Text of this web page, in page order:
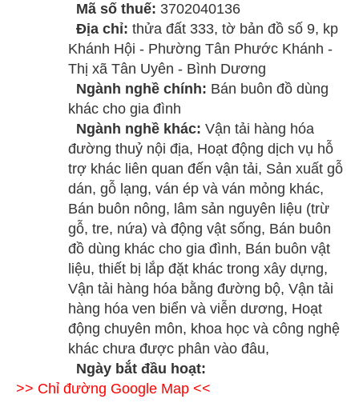
Mã số thuế: 3702040136
Địa chỉ: thửa đất 333, tờ bản đồ số 9, kp
Khánh Hội - Phường Tân Phước Khánh -
Thị xã Tân Uyên - Bình Dương
Ngành nghề chính: Bán buôn đồ dùng
khác cho gia đình
Ngành nghề khác: Vận tải hàng hóa
đường thuỷ nội địa, Hoạt động dịch vụ hỗ
trợ khác liên quan đến vận tải, Sản xuất gỗ
dán, gỗ lạng, ván ép và ván mỏng khác,
Bán buôn nông, lâm sản nguyên liệu (trừ
gỗ, tre, nứa) và động vật sống, Bán buôn
đồ dùng khác cho gia đình, Bán buôn vật
liệu, thiết bị lắp đặt khác trong xây dựng,
Vận tải hàng hóa bằng đường bộ, Vận tải
hàng hóa ven biển và viễn dương, Hoạt
động chuyên môn, khoa học và công nghệ
khác chưa được phân vào đâu,
Ngày bắt đầu hoạt:
>> Chỉ đường Google Map <<